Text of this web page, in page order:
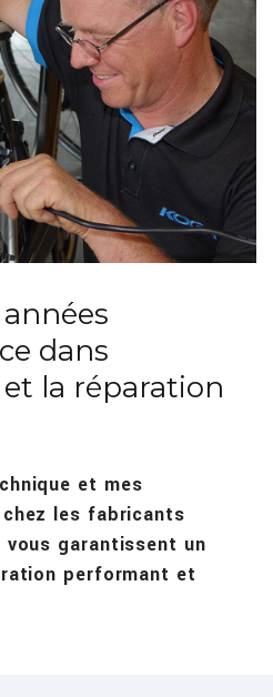
dans
et la réparation
et mes
les fabricants
garantissent un
performant et